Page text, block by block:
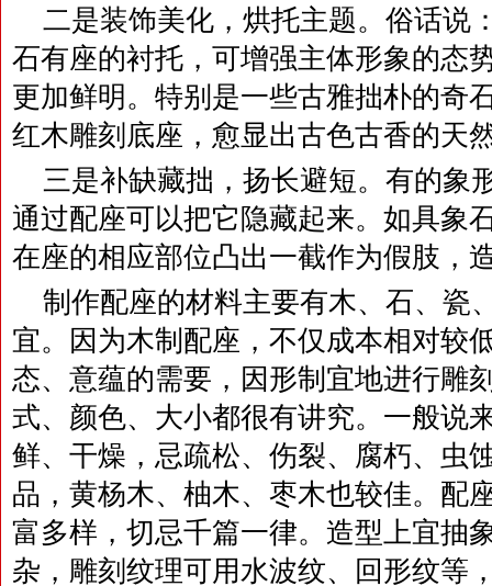
二是装饰美化，烘托主题。俗话说
石有座的衬托，可增强主体形象的态
更加鲜明。特别是一些古雅拙朴的奇
红木雕刻底座，愈显出古色古香的天
三是补缺藏拙，扬长避短。有的象
通过配座可以把它隐藏起来。如具象
在座的相应部位凸出一截作为假肢，
制作配座的材料主要有木、石、瓷
宜。因为木制配座，不仅成本相对较
态、意蕴的需要，因形制宜地进行雕
式、颜色、大小都很有讲究。一般说
鲜、干燥，忌疏松、伤裂、腐朽、虫
品，黄杨木、柚木、枣木也较佳。配
富多样，切忌千篇一律。造型上宜抽
杂，雕刻纹理可用水波纹、回形纹等